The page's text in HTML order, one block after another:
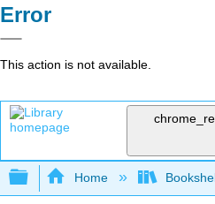
Error
This action is not available.
Expand/collapse
Home